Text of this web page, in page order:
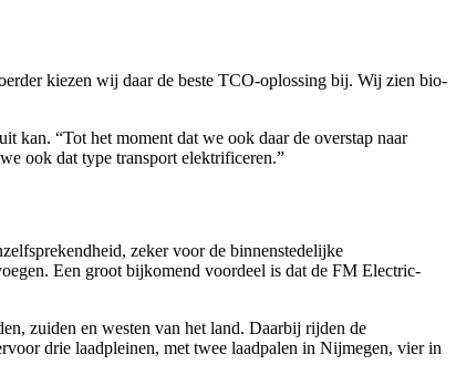
kiezen wij daar de beste TCO-oplossing bij. Wij zien bio-
“Tot het moment dat we ook daar de overstap naar
ook dat type transport elektrificeren.”
zeker voor de binnenstedelijke
Een groot bijkomend voordeel is dat de FM Electric-
zuiden en westen van het land. Daarbij rijden de
drie laadpleinen, met twee laadpalen in Nijmegen, vier in